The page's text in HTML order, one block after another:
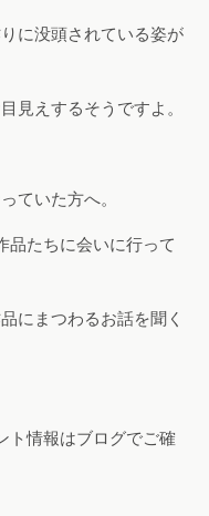
に没頭されている姿が
見えするそうですよ。
ていた方へ。
品たちに会いに行って
にまつわるお話を聞く
ト情報はブログでご確